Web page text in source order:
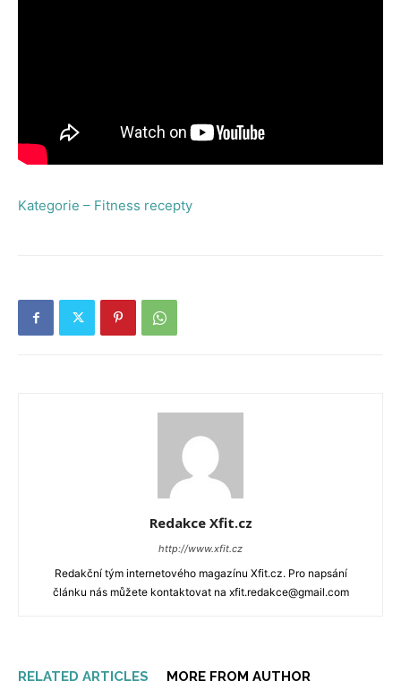
Kategorie – Fitness recepty
Redakce Xfit.cz
http://www.xfit.cz
Redakční tým internetového magazínu Xfit.cz. Pro napsání
článku nás můžete kontaktovat na xfit.redakce@gmail.com
RELATED ARTICLES MORE FROM AUTHOR